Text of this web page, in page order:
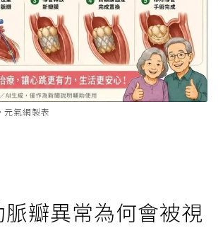
元氣網製表
瓣異常為何會被視